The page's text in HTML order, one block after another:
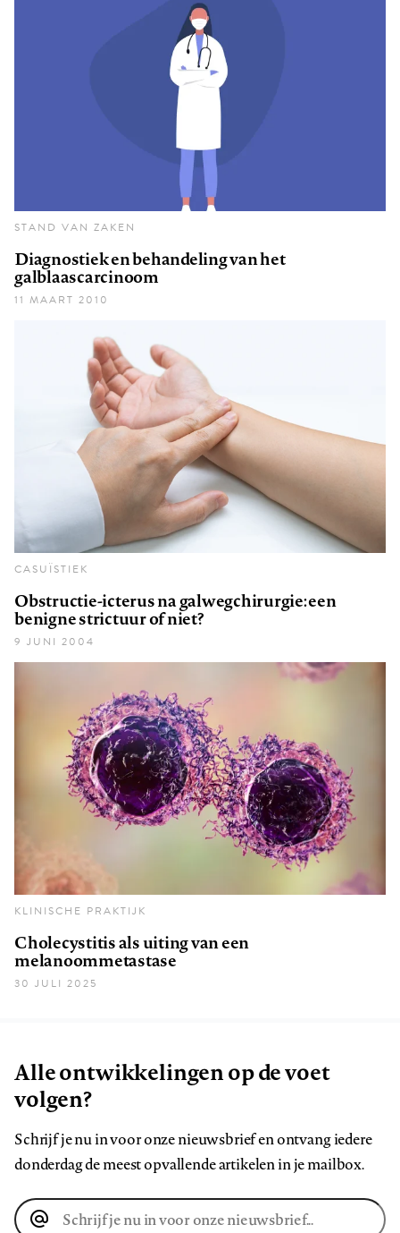
STAND VAN ZAKEN
Diagnostiek en behandeling van het
galblaascarcinoom
11 MAART 2010
CASUÏSTIEK
Obstructie-icterus na galwegchirurgie: een
benigne strictuur of niet?
9 JUNI 2004
KLINISCHE PRAKTIJK
Cholecystitis als uiting van een
melanoommetastase
30 JULI 2025
Alle ontwikkelingen op de voet
volgen?
Schrijf je nu in voor onze nieuwsbrief en ontvang iedere
donderdag de meest opvallende artikelen in je mailbox.